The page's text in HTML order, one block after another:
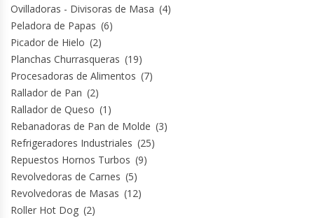
Planchas Churrasqueras
Procesadoras De Alimentos
Puntos De Venta
Rallador De Pan
Ralladoras De Queso
Rebanadoras De Pan De Molde
Ovilladoras - Divisoras de Masa (4)
Peladora de Papas (6)
Picador de Hielo (2)
Planchas Churrasqueras (19)
Procesadoras de Alimentos (7)
Rallador de Pan (2)
Rallador de Queso (1)
Rebanadoras de Pan de Molde (3)
Refrigeradores Industriales (25)
Repuestos Hornos Turbos (9)
Revolvedoras de Carnes (5)
Revolvedoras de Masas (12)
Roller Hot Dog (2)